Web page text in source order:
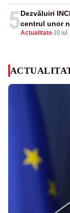
5Actualitate-30 iul.
Dezvăluiri
centrul unor